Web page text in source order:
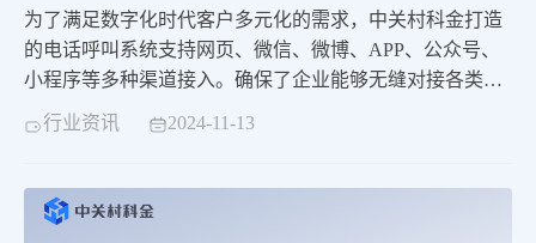
为了满足数字化时代客户多元化的需求，中关村科金打造
的电话呼叫系统支持网页、微信、微博、APP、公众号、
小程序等多种渠道接入。确保了企业能够无缝对接各类客
户需求，实现服务的全面覆盖，极大提升了客户的便利
性。
行业资讯 2024-11-13